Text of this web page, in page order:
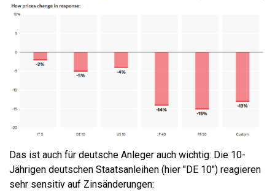
Das ist auch für deutsche Anleger auch wichtig: Die 10-
Jährigen deutschen Staatsanleihen (hier "DE 10") reagieren
sehr sensitiv auf Zinsänderungen: